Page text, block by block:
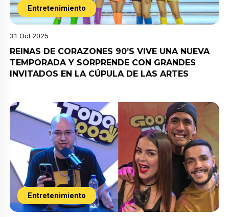
Entretenimiento
31 Oct 2025
REINAS DE CORAZONES 90’S VIVE UNA NUEVA
TEMPORADA Y SORPRENDE CON GRANDES
INVITADOS EN LA CÚPULA DE LAS ARTES
Entretenimiento